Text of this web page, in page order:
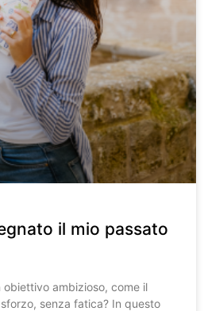
il mio passato
ambizioso, come il
senza fatica? In questo